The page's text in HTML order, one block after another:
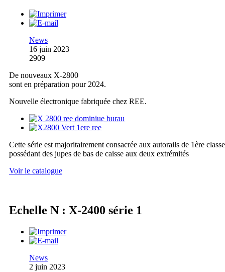
News
16 juin 2023
2909
De nouveaux X-2800
sont en préparation pour 2024.
Nouvelle électronique fabriquée chez REE.
Cette série est majoritairement consacrée aux autorails de 1ère classe
possédant des jupes de bas de caisse aux deux extrémités
Voir le catalogue
Echelle N : X-2400 série 1
News
2 juin 2023